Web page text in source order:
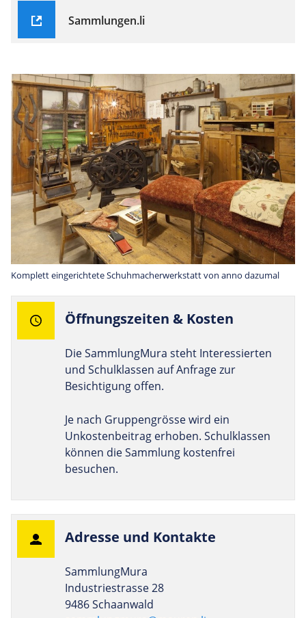
Sammlungen.li
Komplett eingerichtete Schuhmacherwerkstatt von anno dazumal
Öff­nungs­zeiten & Kosten
Die SammlungMura steht Interessierten
und Schulklassen auf Anfrage zur
Besichtigung offen.
Je nach Gruppengrösse wird ein
Unkostenbeitrag erhoben. Schulklassen
können die Sammlung kostenfrei
besuchen.
Adresse und Kontakte
SammlungMura
Industriestrasse 28
9486 Schaanwald